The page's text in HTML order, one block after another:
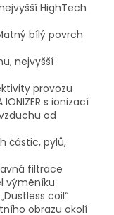
HighTech
bílý povrch
nejvyšší
provozu
s ionizací
od
částic, pylů,
filtrace
výměníku
coil“
obrazu okolí